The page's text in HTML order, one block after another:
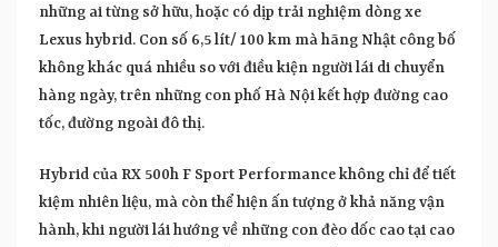
những ai từng sở hữu, hoặc có dịp trải nghiệm dòng xe
Lexus hybrid. Con số 6,5 lít/ 100 km mà hãng Nhật công bố
không khác quá nhiều so với điều kiện người lái di chuyển
hàng ngày, trên những con phố Hà Nội kết hợp đường cao
tốc, đường ngoài đô thị.
Hybrid của RX 500h F Sport Performance không chỉ để tiết
kiệm nhiên liệu, mà còn thể hiện ấn tượng ở khả năng vận
hành, khi người lái hướng về những con đèo dốc cao tại cao